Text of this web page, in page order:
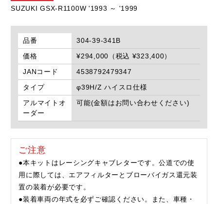
SUZUKI GSX-R1100W '1993 ～ '1999
品番
304-39-341B
価格
¥294,000（税込 ¥323,400）
JANコード
4538792479347
タイプ
φ39H/Z ハイスロ仕様
アルマイトオ
ーダー
可能(金額はお問い合わせください)
ご注意
●本キットはレーシングキャブレターです。公道での使
用に際しては、エアフィルターとブローバイガス還元装
置の装着が必要です。
●装着車両の年式を必ずご確認ください。また、車種・